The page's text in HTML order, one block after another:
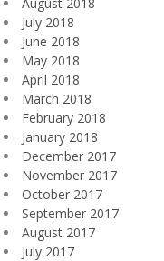
August 2018
July 2018
June 2018
May 2018
April 2018
March 2018
February 2018
January 2018
December 2017
November 2017
October 2017
September 2017
August 2017
July 2017